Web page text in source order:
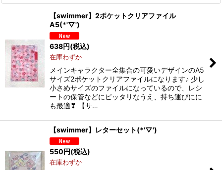
【swimmer】2ポケットクリアファイル
A5(*'▽')
638円(税込)
在庫わずか
メインキャラクター全集合の可愛いデザインのA5
サイズ2ポケットクリアファイルになります♪ 少し
小さめサイズのファイルになっているので、レシ
ートの保管などにピッタリなうえ、持ち運びにに
も最適❣ 【サ…
【swimmer】レターセット(*'▽')
550円(税込)
在庫わずか